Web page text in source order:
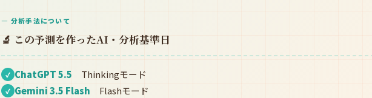
— 分析手法について
🔬 この予測を作ったAI・分析基準日
✓ ChatGPT 5.5 Thinkingモード
✓ Gemini 3.5 Flash Flashモード